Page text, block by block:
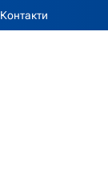
Контакти